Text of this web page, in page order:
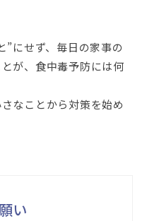
”にせず、毎日の家事の
が、食中毒予防には何
なことから対策を始め
い